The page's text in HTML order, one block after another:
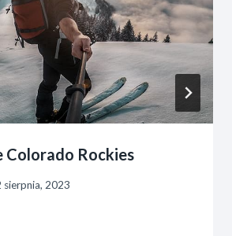
Colorado Rockies
sierpnia, 2023